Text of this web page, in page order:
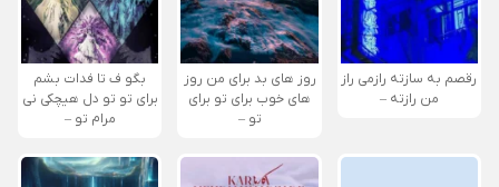
رقصم به سازته رازمی راز
من رازته –
روز های بد برای من روز
های خوب برای تو برای
تو –
بگو ف تا فدات بشم
برای تو تو دل هیچکی نی
مرام تو –